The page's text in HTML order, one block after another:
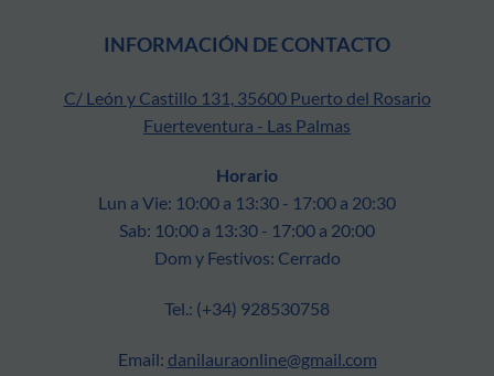
INFORMACIÓN DE CONTACTO
C/ León y Castillo 131, 35600 Puerto del Rosario
Fuerteventura - Las Palmas
Horario
Lun a Vie: 10:00 a 13:30 - 17:00 a 20:30
Sab: 10:00 a 13:30 - 17:00 a 20:00
Dom y Festivos: Cerrado
Tel.: (+34) 928530758
Email: danilauraonline@gmail.com